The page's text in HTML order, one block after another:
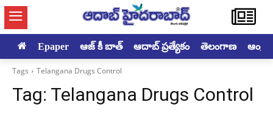
Epaper ఆజ్ కీ బాత్ ఆదాబ్ ప్రత్యేకం తెలంగాణ
Tags Telangana Drugs Control
Tag: Telangana Drugs Control